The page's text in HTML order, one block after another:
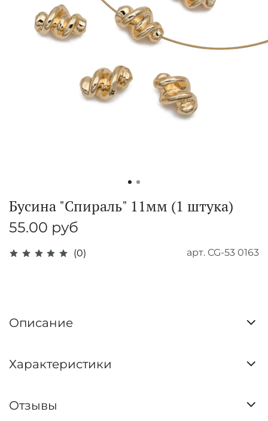
(0) арт. CG-53 0163
Бусина "Спираль" 11мм (1 штука)
55.00 руб
Описание
Характеристики
Отзывы